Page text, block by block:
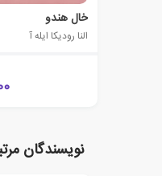
خال هندو
النا رودیکا ایله آ
نویسندگان